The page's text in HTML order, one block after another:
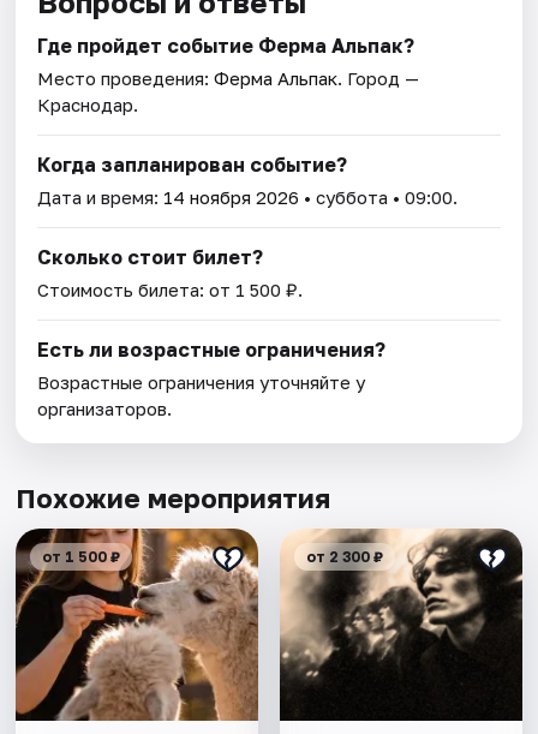
Где пройдет событие Ферма Альпак?
Место проведения:Ферма Альпак. Город —
Краснодар.
Когда запланирован событие?
Дата и время: 14 ноября 2026 • суббота • 09:00.
Сколько стоит билет?
Стоимость билета: от 1 500 ₽.
Есть ли возрастные ограничения?
Возрастные ограничения уточняйте у
организаторов.
Похожие мероприятия
от 1 500 ₽ от 2 300 ₽